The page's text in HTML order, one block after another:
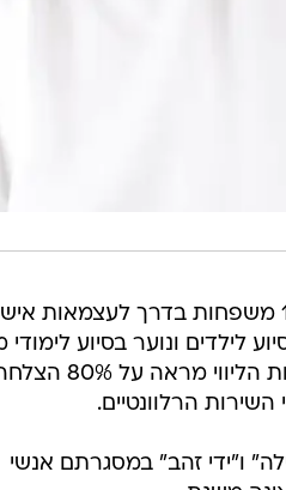
בנוסף לזה, גם עמותת "להיטיב" שליוותה בשנה שעברה מעל 100 משפחות בדרך
לילדים ונוער בסיוע לימודי
מיני סוגים, תעסוקה, אימונים אישיים ועוד. ניתוח ראשוני של תוצאות הליווי מראה
ו"ידי זהב" במסגרתם אנשי